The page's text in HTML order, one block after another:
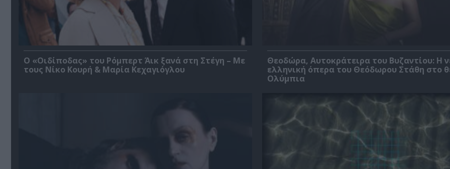
O «Οιδίποδας» του Ρόμπερτ Άικ ξανά στη Στέγη – Με
τους Νίκο Κουρή & Μαρία Κεχαγιόγλου
Θεοδώρα, Αυτοκράτειρα του Βυζαντίου: Η
ελληνική όπερα του Θεόδωρου Στάθη στο
Ολύμπια